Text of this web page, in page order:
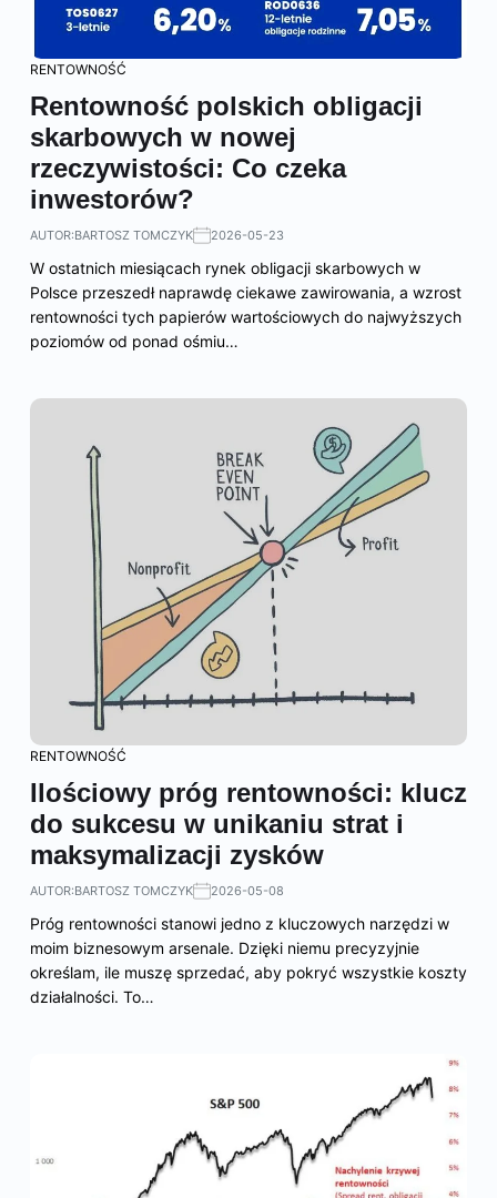
RENTOWNOŚĆ
Rentowność polskich obligacji
skarbowych w nowej
rzeczywistości: Co czeka
inwestorów?
AUTOR:BARTOSZ TOMCZYK 2026-05-23
W ostatnich miesiącach rynek obligacji skarbowych w
Polsce przeszedł naprawdę ciekawe zawirowania, a wzrost
rentowności tych papierów wartościowych do najwyższych
poziomów od ponad ośmiu…
RENTOWNOŚĆ
Ilościowy próg rentowności: klucz
do sukcesu w unikaniu strat i
maksymalizacji zysków
AUTOR:BARTOSZ TOMCZYK 2026-05-08
Próg rentowności stanowi jedno z kluczowych narzędzi w
moim biznesowym arsenale. Dzięki niemu precyzyjnie
określam, ile muszę sprzedać, aby pokryć wszystkie koszty
działalności. To…